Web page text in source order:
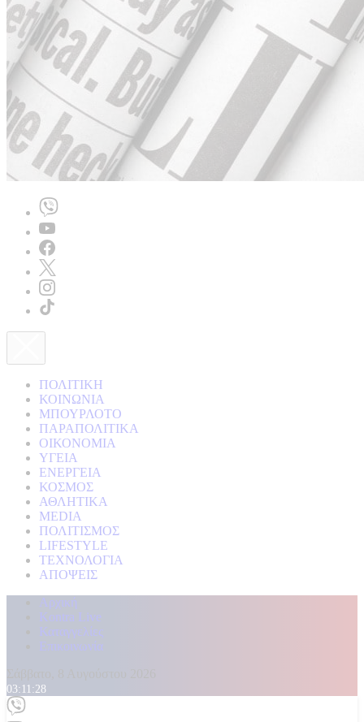
ΠΟΛΙΤΙΚΗ
ΚΟΙΝΩΝΙΑ
ΜΠΟΥΡΛΟΤΟ
ΠΑΡΑΠΟΛΙΤΙΚΑ
ΟΙΚΟΝΟΜΙΑ
ΥΓΕΙΑ
ΕΝΕΡΓΕΙΑ
ΚΟΣΜΟΣ
ΑΘΛΗΤΙΚΑ
MEDIA
ΠΟΛΙΤΙΣΜΟΣ
LIFESTYLE
ΤΕΧΝΟΛΟΓΙΑ
ΑΠΟΨΕΙΣ
Αρχική
Kontra Live
Καταγγελίες
Επικοινωνία
03:11:30